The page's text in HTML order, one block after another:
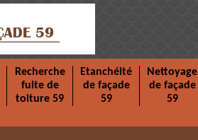
Recherche
fuite de
toiture 59
Etanchéité
de façade
59
Nettoyage
de façade
59